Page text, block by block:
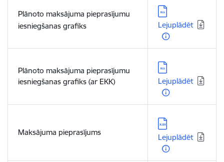
Plānoto maksājuma pieprasījumu
iesniegšanas grafiks
Lejupielādēt:
Lejuplādēt
Plānoto maksājuma pieprasījumu
iesniegšanas grafiks (ar EKK)
Lejupielādēt:
Lejuplādēt
Maksājuma pieprasījums
Lejupielādēt:
Lejuplādēt